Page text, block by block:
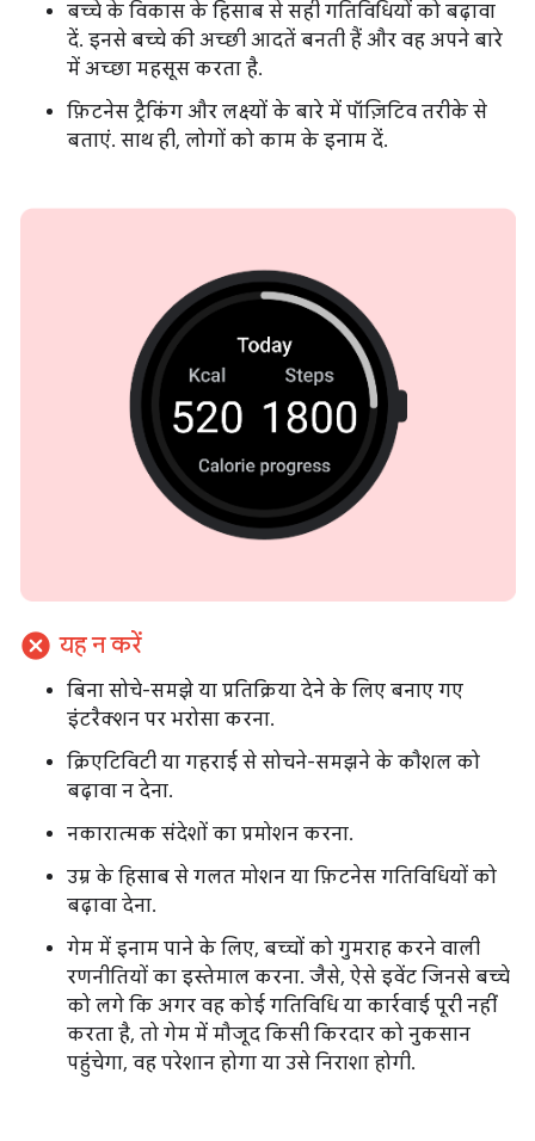
बच्चे के विकास के हिसाब से सही गतिविधियों को बढ़ावा
दें. इनसे बच्चे की अच्छी आदतें बनती हैं और वह अपने बारे
में अच्छा महसूस करता है.
फ़िटनेस ट्रैकिंग और लक्ष्यों के बारे में पॉज़िटिव तरीके से
बताएं. साथ ही, लोगों को काम के इनाम दें.
cancel यह न करें
बिना सोचे-समझे या प्रतिक्रिया देने के लिए बनाए गए
इंटरैक्शन पर भरोसा करना.
क्रिएटिविटी या गहराई से सोचने-समझने के कौशल को
बढ़ावा न देना.
नकारात्मक संदेशों का प्रमोशन करना.
उम्र के हिसाब से गलत मोशन या फ़िटनेस गतिविधियों को
बढ़ावा देना.
गेम में इनाम पाने के लिए, बच्चों को गुमराह करने वाली
रणनीतियों का इस्तेमाल करना. जैसे, ऐसे इवेंट जिनसे बच्चे
को लगे कि अगर वह कोई गतिविधि या कार्रवाई पूरी नहीं
करता है, तो गेम में मौजूद किसी किरदार को नुकसान
पहुंचेगा, वह परेशान होगा या उसे निराशा होगी.